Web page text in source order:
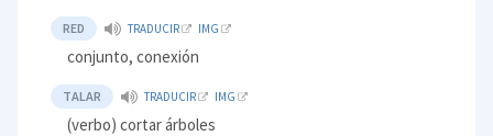
RED TRADUCIR IMG
conjunto, conexión
TALAR TRADUCIR IMG
(verbo) cortar árboles